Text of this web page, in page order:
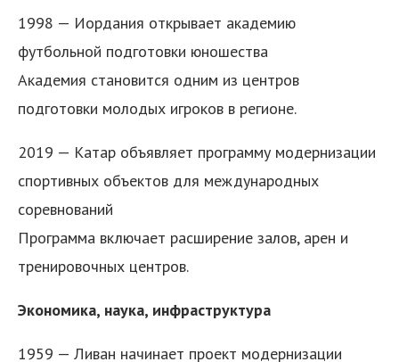
1998 — Иордания открывает академию
футбольной подготовки юношества
Академия становится одним из центров
подготовки молодых игроков в регионе.
2019 — Катар объявляет программу модернизации
спортивных объектов для международных
соревнований
Программа включает расширение залов, арен и
тренировочных центров.
Экономика, наука, инфраструктура
1959 — Ливан начинает проект модернизации